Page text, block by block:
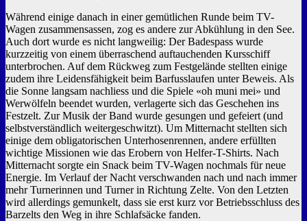
Während einige danach in einer gemütlichen Runde beim TV-
Wagen zusammensassen, zog es andere zur Abkühlung in den See.
Auch dort wurde es nicht langweilig: Der Badespass wurde
kurzzeitig von einem überraschend auftauchenden Kursschiff
unterbrochen. Auf dem Rückweg zum Festgelände stellten einige
zudem ihre Leidensfähigkeit beim Barfusslaufen unter Beweis. Als
die Sonne langsam nachliess und die Spiele «oh muni mei» und
Werwölfeln beendet wurden, verlagerte sich das Geschehen ins
Festzelt. Zur Musik der Band wurde gesungen und gefeiert (und
selbstverständlich weitergeschwitzt). Um Mitternacht stellten sich
einige dem obligatorischen Unterhosenrennen, andere erfüllten
wichtige Missionen wie das Erobern von Helfer-T-Shirts. Nach
Mitternacht sorgte ein Snack beim TV-Wagen nochmals für neue
Energie. Im Verlauf der Nacht verschwanden nach und nach immer
mehr Turnerinnen und Turner in Richtung Zelte. Von den Letzten
wird allerdings gemunkelt, dass sie erst kurz vor Betriebsschluss des
Barzelts den Weg in ihre Schlafsäcke fanden.